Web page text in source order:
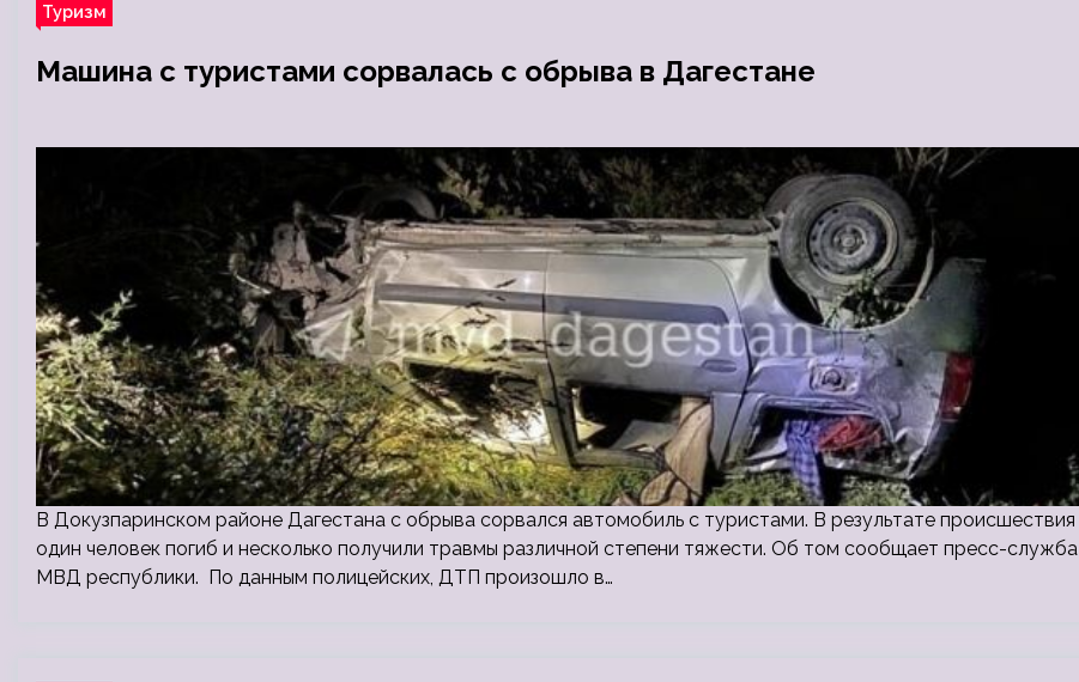
Туризм
Машина с туристами сорвалась с обрыва в Дагестане
В Докузпаринском районе Дагестана с обрыва сорвался автомобиль с туристами. В результате происшествия
один человек погиб и несколько получили травмы различной степени тяжести. Об том сообщает пресс-служба
МВД республики. По данным полицейских, ДТП произошло в…